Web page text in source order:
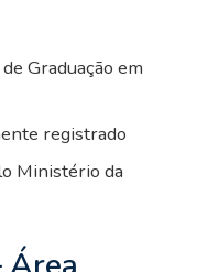
Graduação em
registrado
Ministério da